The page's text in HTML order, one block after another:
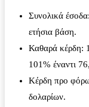
Συνολικά
ετήσια βάση.
Καθαρά κέρδη:
101% έναντι
Κέρδη προ
δολαρίων.